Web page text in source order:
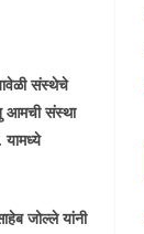
संस्थेचे
आमची संस्था
यामध्ये
जोल्ले यांनी